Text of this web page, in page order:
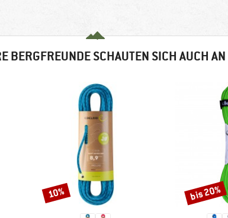
BERGFREUNDE SCHAUTEN SICH AUCH AN
Rabatt
10% Rabatt
bis 20%